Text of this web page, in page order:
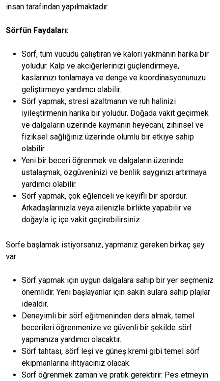
insan tarafından yapılmaktadır.
Sörfün Faydaları:
Sörf, tüm vücudu çalıştıran ve kalori yakmanın harika bir
yoludur. Kalp ve akciğerlerinizi güçlendirmeye,
kaslarınızı tonlamaya ve denge ve koordinasyonunuzu
geliştirmeye yardımcı olabilir.
Sörf yapmak, stresi azaltmanın ve ruh halinizi
iyileştirmenin harika bir yoludur. Doğada vakit geçirmek
ve dalgaların üzerinde kaymanın heyecanı, zihinsel ve
fiziksel sağlığınız üzerinde olumlu bir etkiye sahip
olabilir.
Yeni bir beceri öğrenmek ve dalgaların üzerinde
ustalaşmak, özgüveninizi ve benlik saygınızı artırmaya
yardımcı olabilir.
Sörf yapmak, çok eğlenceli ve keyifli bir spordur.
Arkadaşlarınızla veya ailenizle birlikte yapabilir ve
doğayla iç içe vakit geçirebilirsiniz.
Sörfe başlamak istiyorsanız, yapmanız gereken birkaç şey
var:
Sörf yapmak için uygun dalgalara sahip bir yer seçmeniz
önemlidir. Yeni başlayanlar için sakin sulara sahip plajlar
idealdir.
Deneyimli bir sörf eğitmeninden ders almak, temel
becerileri öğrenmenize ve güvenli bir şekilde sörf
yapmanıza yardımcı olacaktır.
Sörf tahtası, sörf leşi ve güneş kremi gibi temel sörf
ekipmanlarına ihtiyacınız olacak.
Sörf öğrenmek zaman ve pratik gerektirir. Pes etmeyin